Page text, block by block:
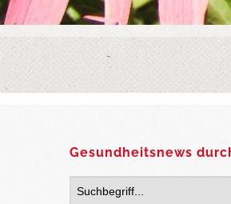
Gesundheitsnews